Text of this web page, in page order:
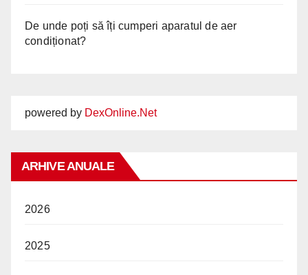
De unde poți să îți cumperi aparatul de aer
condiționat?
powered by DexOnline.Net
ARHIVE ANUALE
2026
2025